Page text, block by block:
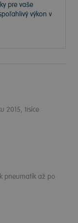
pre vaše
výkon v
2015, tisíce
pneumatík až po